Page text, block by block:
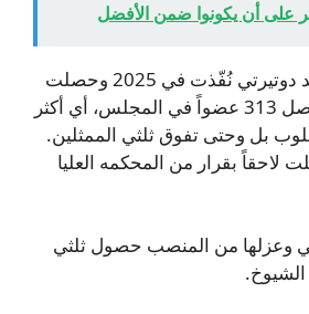
على أن يكونوا ضمن الأفضل
حركة عزل سابقة ضد دوتيرتي نُفّذت في 2025 وحصلت
على 215 صوتاً من أصل 313 عضواً في المجلس، أي أكثر
بل وحتى تفوق ثلثي الممثلين.
لاحقاً بقرار من المحكمه العليا
وعزلها من المنصب حصول ثلثي